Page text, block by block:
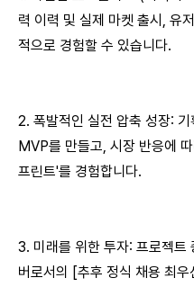
력 이력 및 실제 마켓 출시, 유
적으로 경험할 수 있습니다.
2. 폭발적인 실전 압축 성장:
MVP를 만들고, 시장 반응에
프린트'를 경험합니다.
3. 미래를 위한 투자: 프로젝트
버로서의 [추후 정식 채용 최